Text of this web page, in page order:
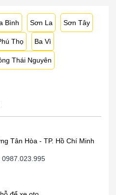
Bình Sơn La Sơn Tây
Thọ Ba Vì
Thái Nguyên
Tân Hòa - TP. Hồ Chí Minh
0987.023.995